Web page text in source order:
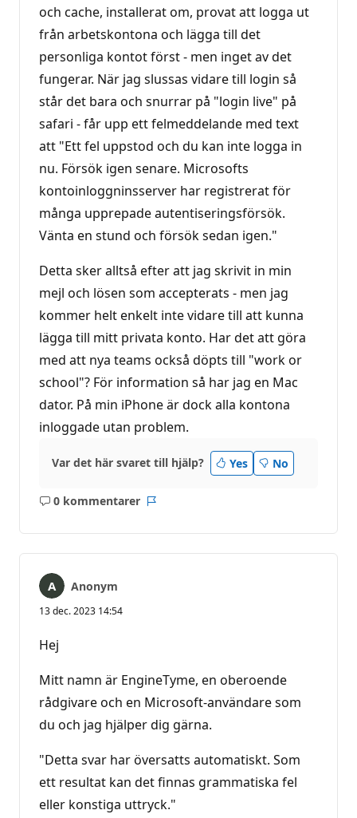
och cache, installerat om, provat att logga ut
från arbetskontona och lägga till det
personliga kontot först - men inget av det
fungerar. När jag slussas vidare till login så
står det bara och snurrar på "login live" på
safari - får upp ett felmeddelande med text
att "Ett fel uppstod och du kan inte logga in
nu. Försök igen senare. Microsofts
kontoinloggninsserver har registrerat för
många upprepade autentiseringsförsök.
Vänta en stund och försök sedan igen."
Detta sker alltså efter att jag skrivit in min
mejl och lösen som accepterats - men jag
kommer helt enkelt inte vidare till att kunna
lägga till mitt privata konto. Har det att göra
med att nya teams också döpts till "work or
school"? För information så har jag en Mac
dator. På min iPhone är dock alla kontona
inloggade utan problem.
Var det här svaret till hjälp? Yes No
0 kommentarer
Inga
Anonym
13 dec. 2023 14:54
Hej
Mitt namn är EngineTyme, en oberoende
rådgivare och en Microsoft-användare som
du och jag hjälper dig gärna.
"Detta svar har översatts automatiskt. Som
ett resultat kan det finnas grammatiska fel
eller konstiga uttryck."